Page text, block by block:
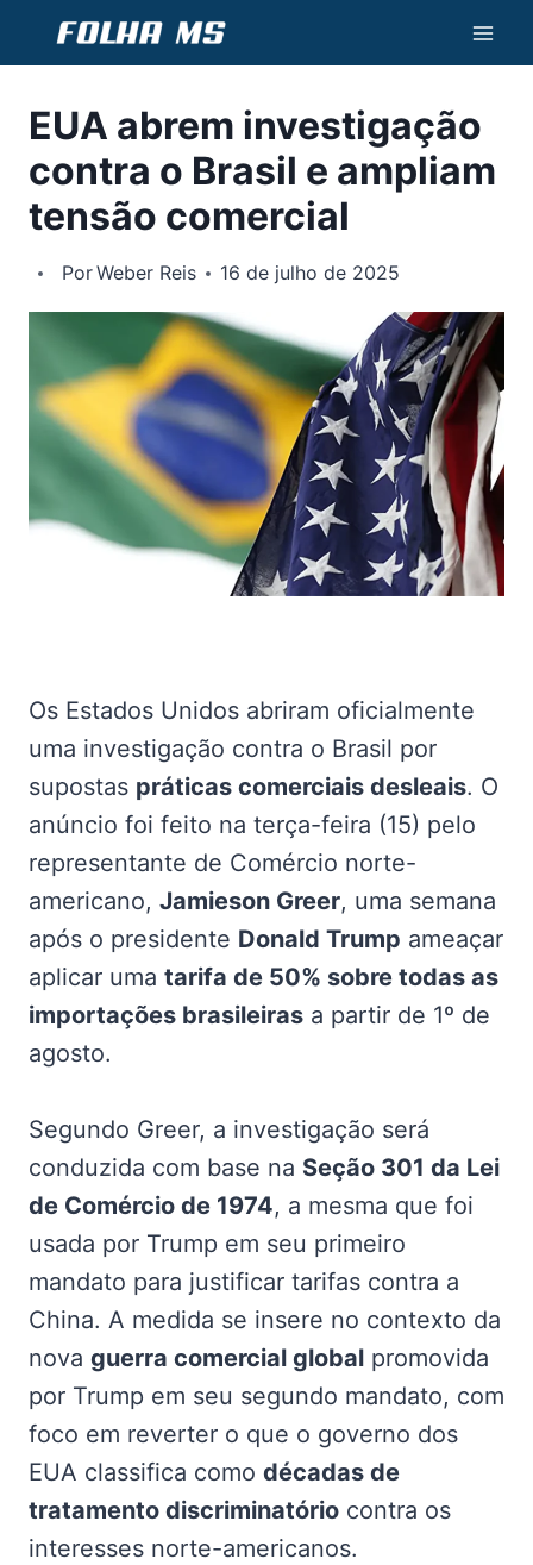
Conteúdo
EUA abrem investigação
contra o Brasil e ampliam
tensão comercial
PorWeber Reis 16 de julho de 2025
Os Estados Unidos abriram oficialmente
uma investigação contra o Brasil por
supostas práticas comerciais desleais. O
anúncio foi feito na terça-feira (15) pelo
representante de Comércio norte-
americano, Jamieson Greer, uma semana
após o presidente Donald Trump ameaçar
aplicar uma tarifa de 50% sobre todas as
importações brasileiras a partir de 1º de
agosto.
Segundo Greer, a investigação será
conduzida com base na Seção 301 da Lei
de Comércio de 1974, a mesma que foi
usada por Trump em seu primeiro
mandato para justificar tarifas contra a
China. A medida se insere no contexto da
nova guerra comercial global promovida
por Trump em seu segundo mandato, com
foco em reverter o que o governo dos
EUA classifica como décadas de
tratamento discriminatório contra os
interesses norte-americanos.